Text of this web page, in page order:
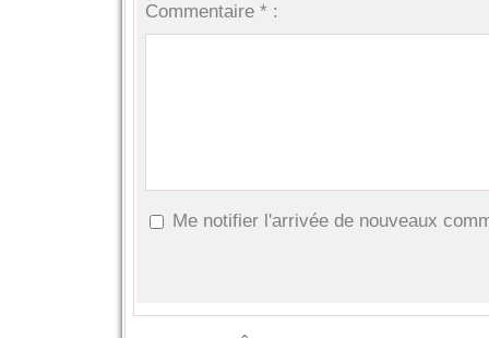
Commentaire * :
Me notifier l'arrivée de nouveaux